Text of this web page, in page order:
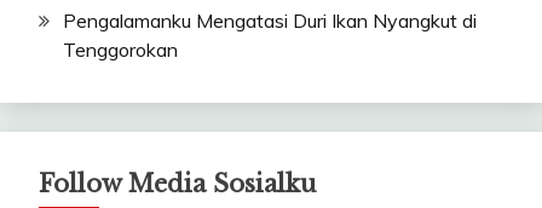
Pengalamanku Mengatasi Duri Ikan Nyangkut di
Tenggorokan
Follow Media Sosialku